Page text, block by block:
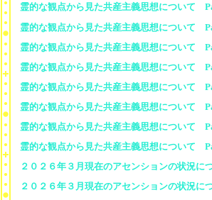
霊的な観点から見た共産主義思想について
霊的な観点から見た共産主義思想について
霊的な観点から見た共産主義思想について
霊的な観点から見た共産主義思想について
霊的な観点から見た共産主義思想について
霊的な観点から見た共産主義思想について
霊的な観点から見た共産主義思想について
霊的な観点から見た共産主義思想について
２０２６年３月現在のアセンションの状況
２０２６年３月現在のアセンションの状況